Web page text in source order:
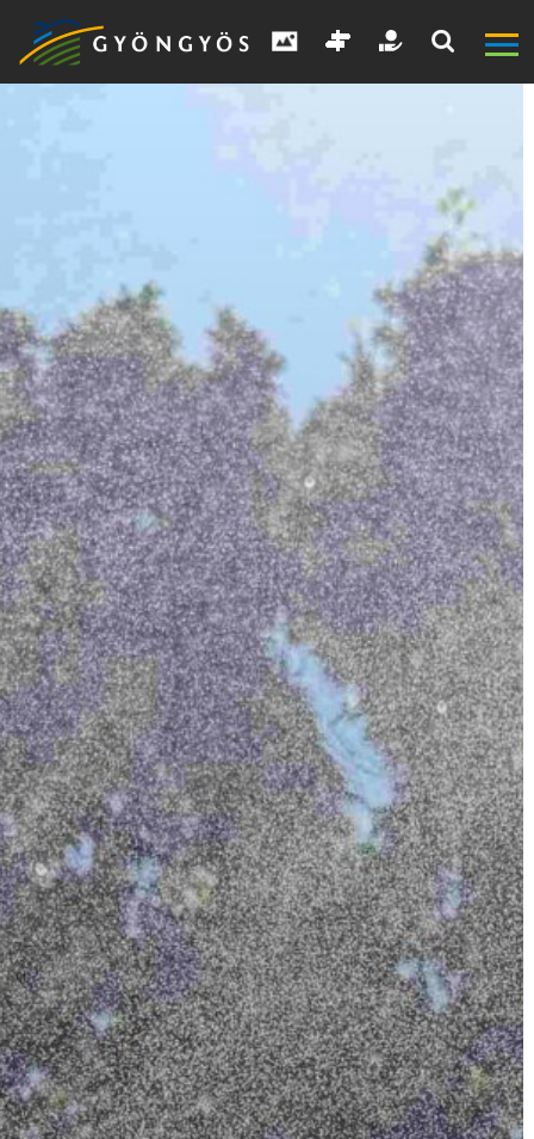
A
VÁROS
KIEMELT
LÁTVÁNYOSSÁGOK
GYÖNGYÖS
VÁROS
ÉRTÉKTÁRA
VÁROSUNKRÓL
LAKOSSÁGI
INFORMÁCIÓK
HASZNOS
KVÍZ